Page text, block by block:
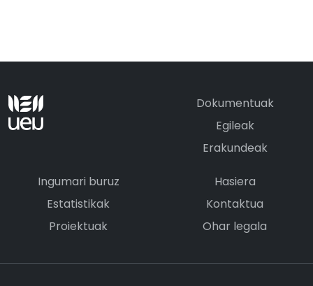
Dokumentuak
Egileak
Erakundeak
Ingumari buruz
Estatistikak
Proiektuak
Hasiera
Kontaktua
Ohar legala